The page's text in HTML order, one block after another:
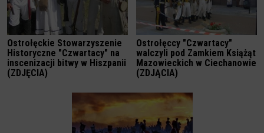
Ostrołęckie Stowarzyszenie
Historyczne "Czwartacy" na
inscenizacji bitwy w Hiszpanii
(ZDJĘCIA)
Ostrołęccy "Czwartacy"
walczyli pod Zamkiem Książąt
Mazowieckich w Ciechanowie
(ZDJĄCIA)